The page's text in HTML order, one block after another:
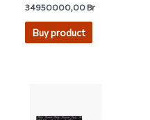
Rated
4.75
out of 5
34950000,00Br
Buy product